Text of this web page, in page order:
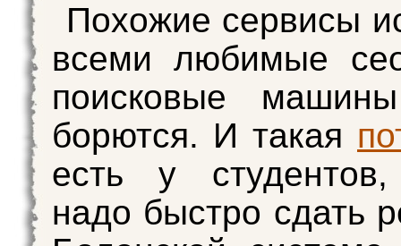
Похожие сервисы
всеми любимые
поисковые
борются. И такая
есть у
надо быстро сдать